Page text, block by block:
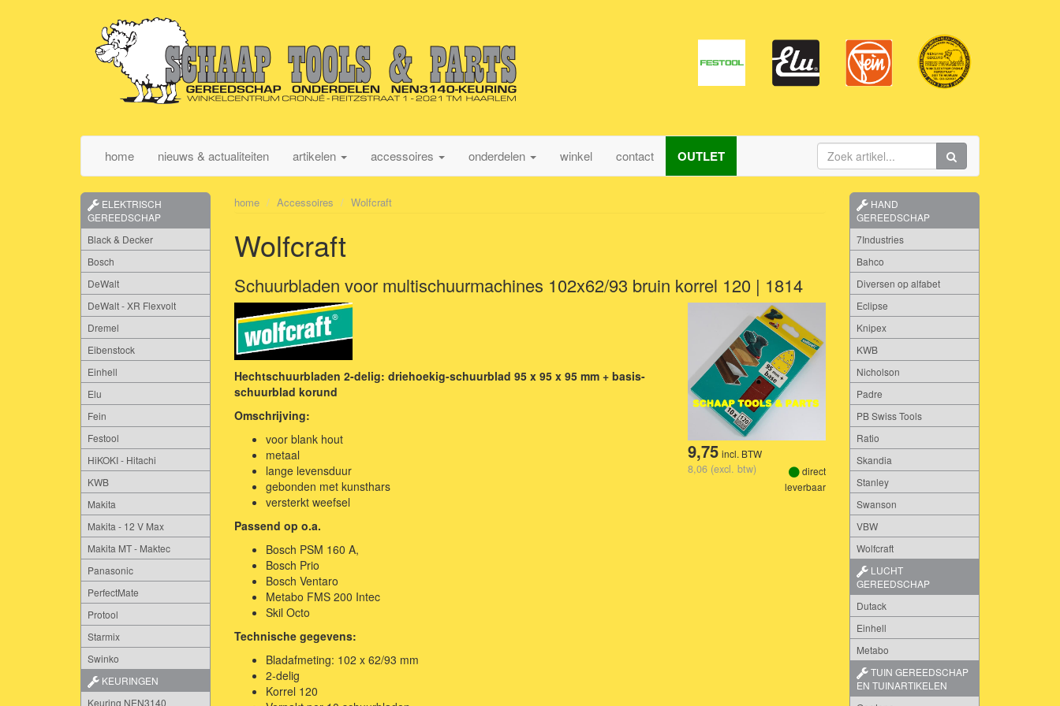
home nieuws & actualiteiten artikelen accessoires onderdelen winkel contact OUTLET
ELEKTRISCH
GEREEDSCHAP
Black & Decker
Bosch
DeWalt
DeWalt - XR Flexvolt
Dremel
Eibenstock
Einhell
Elu
Fein
Festool
HiKOKI - Hitachi
KWB
Makita
Makita - 12 V Max
Makita MT - Maktec
Panasonic
PerfectMate
Protool
Starmix
Swinko
KEURINGEN
Keuring NEN3140
home Accessoires Wolfcraft
Wolfcraft
Schuurbladen voor multischuurmachines 102x62/93 bruin korrel 120 | 1814
9,75 incl. BTW
8,06 (excl. btw)
direct
leverbaar
Hechtschuurbladen 2-delig: driehoekig-schuurblad 95 x 95 x 95 mm + basis-
schuurblad korund
Omschrijving:
voor blank hout
metaal
lange levensduur
gebonden met kunsthars
versterkt weefsel
Passend op o.a.
Bosch PSM 160 A,
Bosch Prio
Bosch Ventaro
Metabo FMS 200 Intec
Skil Octo
Technische gegevens:
Bladafmeting: 102 x 62/93 mm
2-delig
Korrel 120
HAND
GEREEDSCHAP
7Industries
Bahco
Diversen op alfabet
Eclipse
Knipex
KWB
Nicholson
Padre
PB Swiss Tools
Ratio
Skandia
Stanley
Swanson
VBW
Wolfcraft
LUCHT
GEREEDSCHAP
Dutack
Einhell
Metabo
TUIN GEREEDSCHAP
EN TUINARTIKELEN